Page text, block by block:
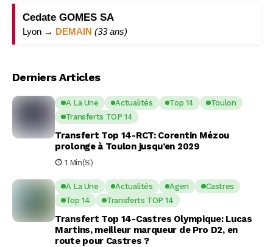
Cedate GOMES SA
Lyon → DEMAIN (33 ans)
Derniers Articles
A La Une Actualités Top 14
Toulon
Transferts TOP 14
Transfert Top 14-RCT: Corentin Mézou
prolonge à Toulon jusqu’en 2029
1 Min(s)
A La Une Actualités Agen
Castres
Top 14
Transferts TOP 14
Transfert Top 14-Castres Olympique: Lucas
Martins, meilleur marqueur de Pro D2, en
route pour Castres ?